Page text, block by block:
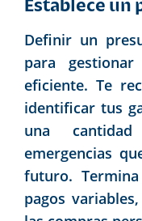
Establece un
Definir un
para
eficiente. Te
identificar tus
una
emergencias
futuro.
pagos